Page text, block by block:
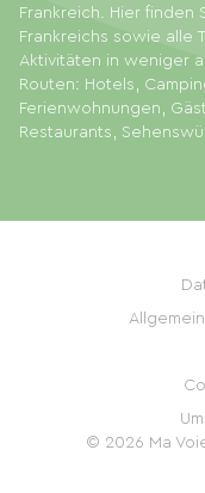
Frankreich. Hier finden
Frankreichs sowie alle
Aktivitäten in weniger
Routen: Hotels,
Ferienwohnungen,
Restaurants,
© 2026 Ma